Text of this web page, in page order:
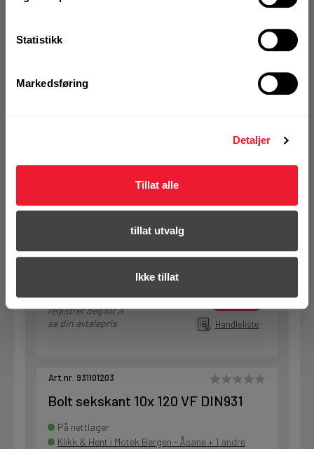
Statistikk
Markedsføring
Detaljer
Tillat alle
tillat utvalg
Ikke tillat
se din avtalepris
Handleliste
Bolt sekskant 10x 100 VF DIN931
Logg inn eller
registrer deg for å
se din avtalepris
KJØP
Handleliste
Art.nr. 931101203
Bolt sekskant 10x 120 VF DIN931
På nettlager
Klikk & Hent i Motek Bergen - Åsane + 1 andre